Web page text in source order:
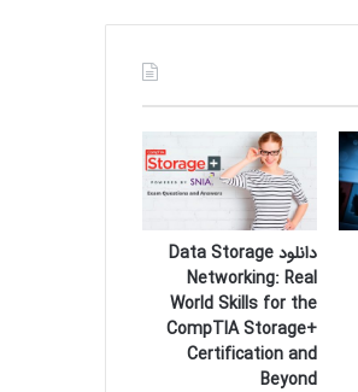
دانلود Data Storage
Networking: Real
World Skills for the
CompTIA Storage+
Certification and
Beyond